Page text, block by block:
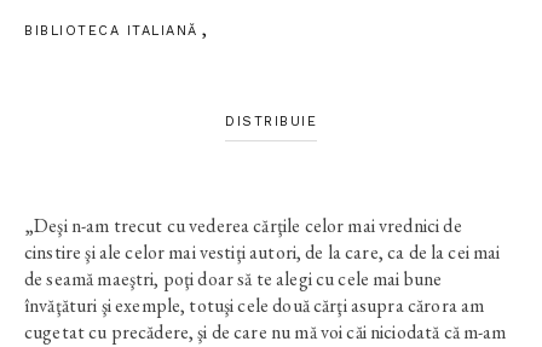
BIBLIOTECA ITALIANĂ
DISTRIBUIE
„Deşi n-am trecut cu vederea cărţile celor mai vrednici de
cinstire şi ale celor mai vestiţi autori, de la care, ca de la cei mai
de seamă maeştri, poţi doar să te alegi cu cele mai bune
învăţături şi exemple, totuşi cele două cărţi asupra cărora am
cugetat cu precădere, şi de care nu mă voi căi niciodată că m-am